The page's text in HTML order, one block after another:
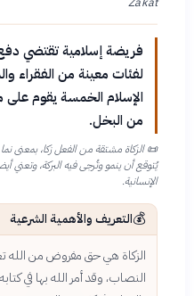
فريضة إسلامية تقتضي
لفئات معينة من الفقراء
الإسلام الخمسة يقوم على
من البخل.
📜الزكاة مشتقة من الفعل زكا، بمعنى
يُتوقع أن ينمو وتُرجى فيه البركة، وتعني
الإنسانية.
💰التعريف والأهمية الشرعية
الزكاة هي حق مفروض من الله
النصاب، وقد أمر الله بها في